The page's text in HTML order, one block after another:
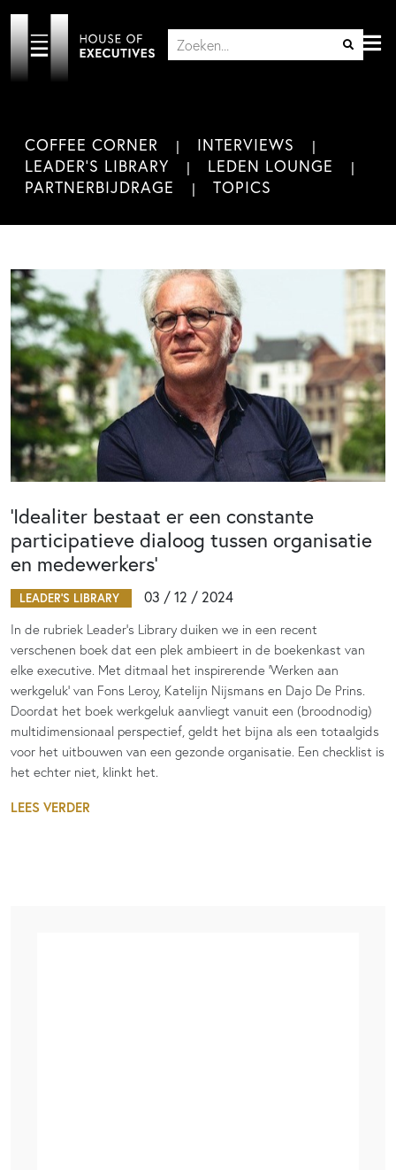
COFFEE CORNER
INTERVIEWS
LEADER'S LIBRARY
LEDEN LOUNGE
PARTNERBIJDRAGE
TOPICS
‘Idealiter bestaat er een constante
participatieve dialoog tussen organisatie
en medewerkers’
LEADER'S LIBRARY 03 / 12 / 2024
In de rubriek Leader’s Library duiken we in een recent
verschenen boek dat een plek ambieert in de boekenkast van
elke executive. Met ditmaal het inspirerende ‘Werken aan
werkgeluk’ van Fons Leroy, Katelijn Nijsmans en Dajo De Prins.
Doordat het boek werkgeluk aanvliegt vanuit een (broodnodig)
multidimensionaal perspectief, geldt het bijna als een totaalgids
voor het uitbouwen van een gezonde organisatie. Een checklist is
het echter niet, klinkt het.
LEES VERDER